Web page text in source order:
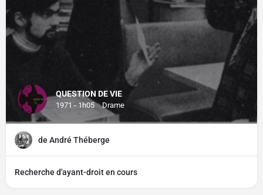
QUESTION DE VIE
1971 - 1h05 Drame
de André Théberge
Recherche d'ayant-droit en cours